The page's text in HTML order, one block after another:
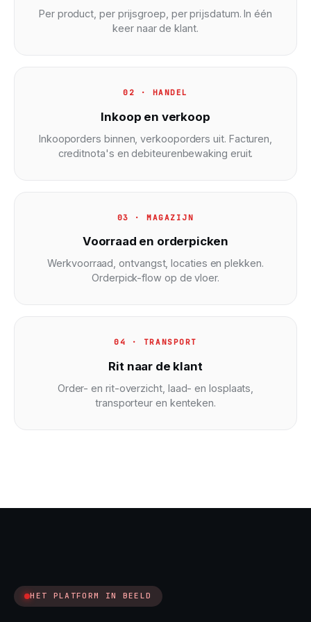
Per product, per prijsgroep, per prijsdatum. In één
keer naar de klant.
02 · HANDEL
Inkoop en verkoop
Inkooporders binnen, verkooporders uit. Facturen,
creditnota's en debiteurenbewaking eruit.
03 · MAGAZIJN
Voorraad en orderpicken
Werkvoorraad, ontvangst, locaties en plekken.
Orderpick-flow op de vloer.
04 · TRANSPORT
Rit naar de klant
Order- en rit-overzicht, laad- en losplaats,
transporteur en kenteken.
HET PLATFORM IN BEELD